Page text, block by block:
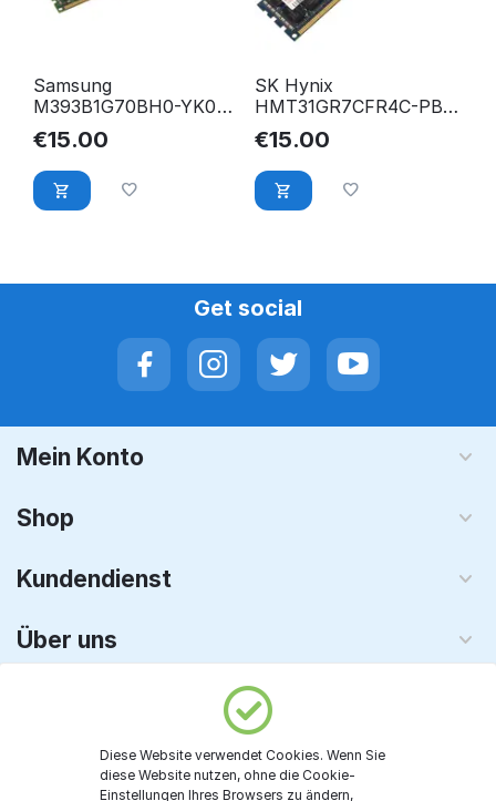
Samsung
M393B1G70BH0-YK0
8GB PC3-12800R DDR3
1600 Mhz ECC Reg.
RAM
€15.00
SK Hynix
HMT31GR7CFR4C-PB
8GB PC3-12800R DDR3
1600 Mhz 2Rx4 ECC
Reg. RAM
€15.00
Get social
Mein Konto
Shop
Kundendienst
Über uns
Vetron - KI & Software
© 2008 - 2026 TechnoPC GmbH. Alle Rechte vorbehalten
Diese Website verwendet Cookies. Wenn Sie
diese Website nutzen, ohne die Cookie-
Einstellungen Ihres Browsers zu ändern,